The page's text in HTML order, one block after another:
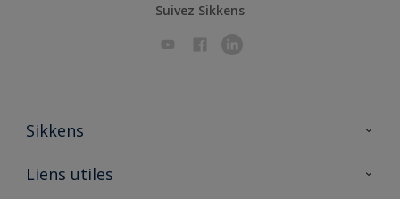
Suivez Sikkens
Sikkens
A propos de Sikkens
Liens utiles